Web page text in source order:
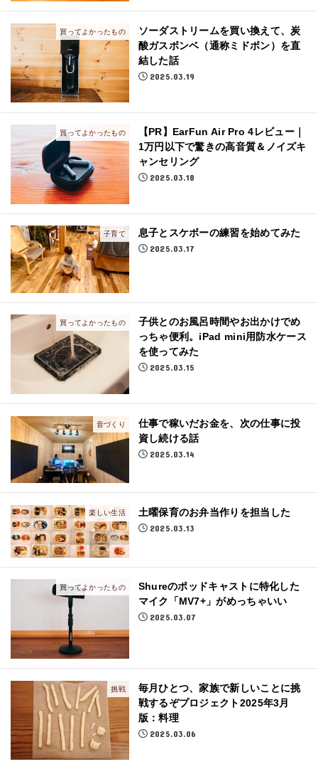
買ってよかったもの
ソーダストリームを買い換えて、炭
酸ガスボンベ（通称ミドボン）を直
結した話
2025.03.19
買ってよかったもの
【PR】EarFun Air Pro 4レビュー｜
1万円以下で驚きの高音質＆ノイズキ
ャンセリング
2025.03.18
子育て 息子とスケボーの練習を始めてみた
2025.03.17
買ってよかったもの
子供とのお風呂時間やお出かけでめ
っちゃ便利。iPad mini用防水ケース
を使ってみた
2025.03.15
音づくり
仕事で稼いだお金を、次の仕事に投
資し続ける話
2025.03.14
楽しい生活 土曜保育のお弁当作りを担当した
2025.03.13
買ってよかったもの
Shureのポッドキャストに特化した
マイク「MV7+」がめっちゃいい
2025.03.07
挑戦
毎月ひとつ、家族で新しいことに挑
戦するぞプロジェクト2025年3月
版：料理
2025.03.06